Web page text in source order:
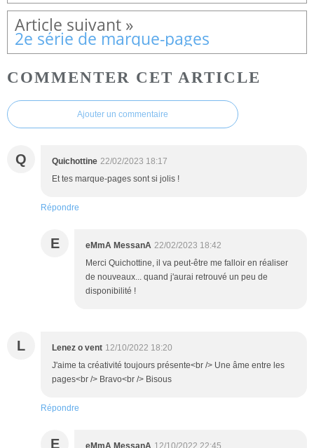
2e série de marque-pages
COMMENTER CET ARTICLE
Ajouter un commentaire
Q Quichottine 22/02/2023 18:17
Et tes marque-pages sont si jolis !
Répondre
E eMmA MessanA 22/02/2023 18:42
Merci Quichottine, il va peut-être me falloir en réaliser
de nouveaux... quand j'aurai retrouvé un peu de
disponibilité !
L Lenez o vent 12/10/2022 18:20
J'aime ta créativité toujours présente<br /> Une âme entre les
pages<br /> Bravo<br /> Bisous
Répondre
E